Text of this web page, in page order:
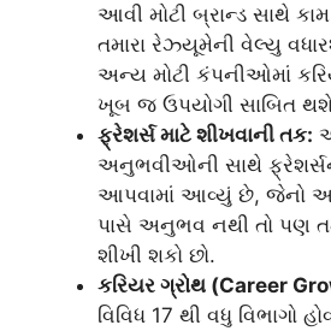
આવી મોટી બ્રાન્ડ સાથે
તમારા રેઝ્યૂમેની વેલ્યુ
અન્ય મોટી કંપનીઓમાં
ખૂબ જ ઉપયોગી સાબિત
ફ્રેશર્સ માટે શીખવાની તક:
અનુભવીઓની સાથે
આપવામાં આવ્યું છે, જેનો
પાસે અનુભવ નથી તો પણ
શીખી શકો છો.
કરિયર ગ્રોથ (Career
વિવિધ 17 થી વધુ વિભાગો